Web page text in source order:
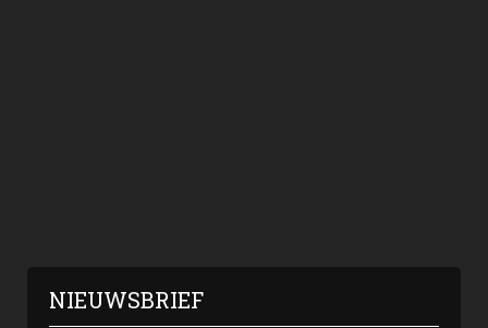
NIEUWSBRIEF